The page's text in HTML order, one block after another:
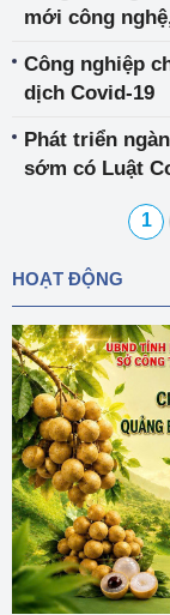
mới công
Công nghiệp
dịch Covid-19
Phát triển
sớm có Luật
1
HOẠT ĐỘNG